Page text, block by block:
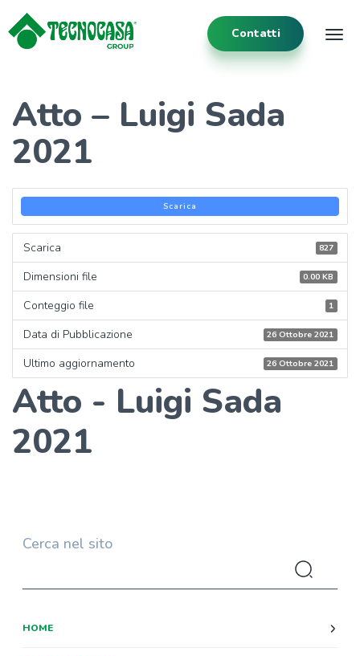
Contatti
Atto – Luigi Sada
2021
Scarica
Scarica 827
Dimensioni file 0.00 KB
Conteggio file 1
Data di Pubblicazione 26 Ottobre 2021
Ultimo aggiornamento 26 Ottobre 2021
Atto - Luigi Sada
2021
Cerca nel sito
HOME